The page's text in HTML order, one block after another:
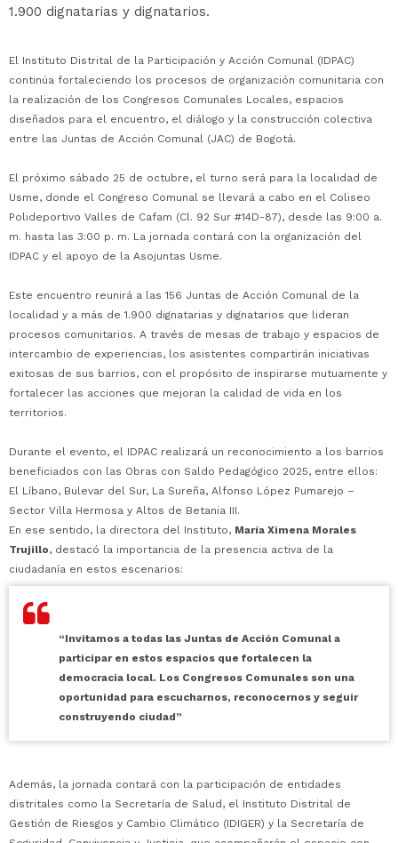
1.900 dignatarias y dignatarios.
El Instituto Distrital de la Participación y Acción Comunal (IDPAC)
continúa fortaleciendo los procesos de organización comunitaria con
la realización de los Congresos Comunales Locales, espacios
diseñados para el encuentro, el diálogo y la construcción colectiva
entre las Juntas de Acción Comunal (JAC) de Bogotá.
El próximo sábado 25 de octubre, el turno será para la localidad de
Usme, donde el Congreso Comunal se llevará a cabo en el Coliseo
Polideportivo Valles de Cafam (Cl. 92 Sur #14D-87), desde las 9:00 a.
m. hasta las 3:00 p. m. La jornada contará con la organización del
IDPAC y el apoyo de la Asojuntas Usme.
Este encuentro reunirá a las 156 Juntas de Acción Comunal de la
localidad y a más de 1.900 dignatarias y dignatarios que lideran
procesos comunitarios. A través de mesas de trabajo y espacios de
intercambio de experiencias, los asistentes compartirán iniciativas
exitosas de sus barrios, con el propósito de inspirarse mutuamente y
fortalecer las acciones que mejoran la calidad de vida en los
territorios.
Durante el evento, el IDPAC realizará un reconocimiento a los barrios
beneficiados con las Obras con Saldo Pedagógico 2025, entre ellos:
El Líbano, Bulevar del Sur, La Sureña, Alfonso López Pumarejo –
Sector Villa Hermosa y Altos de Betania III.
En ese sentido, la directora del Instituto, María Ximena Morales
Trujillo, destacó la importancia de la presencia activa de la
ciudadanía en estos escenarios:
“Invitamos a todas las Juntas de Acción Comunal a
participar en estos espacios que fortalecen la
democracia local. Los Congresos Comunales son una
oportunidad para escucharnos, reconocernos y seguir
construyendo ciudad”
Además, la jornada contará con la participación de entidades
distritales como la Secretaría de Salud, el Instituto Distrital de
Gestión de Riesgos y Cambio Climático (IDIGER) y la Secretaría de